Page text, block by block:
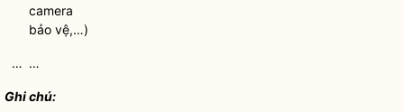
camera
bảo vệ,…)
… …
Ghi chú: